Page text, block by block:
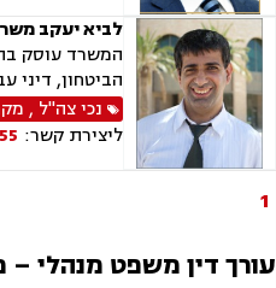
לביא יעקב
המשרד עוסק
הביטחון, דיני
נכי צה"ל ,
ליצירת קשר:
1
עורך דין משפט מנהלי –